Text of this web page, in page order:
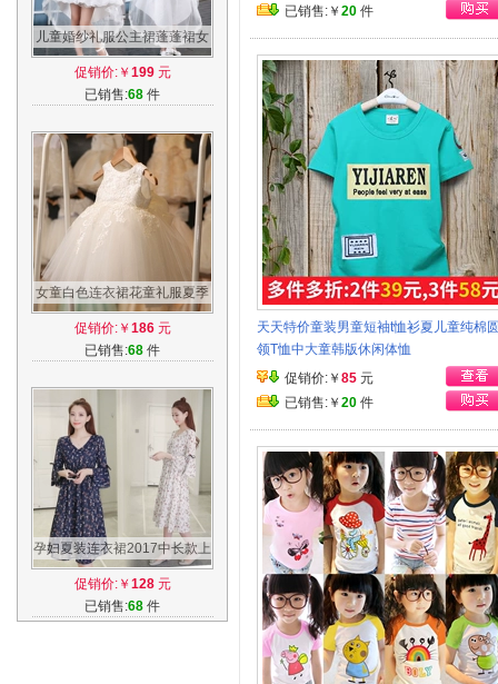
儿童婚纱礼服公主裙蓬蓬裙女
童连衣裙夏装六一宝宝周岁生
日拖尾裙
促销价:￥ 199元
已销售:68 件
女童白色连衣裙花童礼服夏季
儿童公主裙蓬蓬裙纱裙夏装生
日背心裙
促销价:￥ 186元
已销售:68 件
孕妇夏装连衣裙2017中长款上
衣新款喇叭袖高腰雪纺碎花孕
妇长裙夏
促销价:￥ 128元
已销售:68 件
已销售:￥ 20 件
天天特价童装男童短袖t恤衫夏儿童纯棉
领T恤中大童韩版休闲体恤
促销价:￥ 85 元
已销售:￥ 20 件